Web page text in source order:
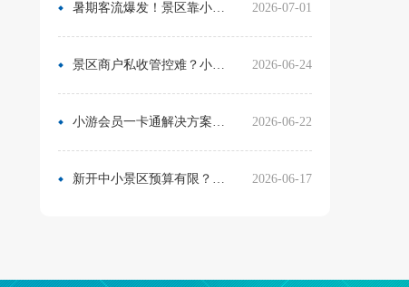
暑期客流爆发！景区靠小游票务系统，轻松拿捏旺季流量与口碑 2026-07-01
景区商户私收管控难？小游票务系统统一收银方案，从根源杜绝私自收款 2026-06-24
小游会员一卡通解决方案：消费游玩更省心！ 2026-06-22
新开中小景区预算有限？分 3 阶段搭建售检票系统，小游票务轻量化方案直接落地 2026-06-17